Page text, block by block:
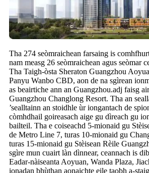
Tha 274 seòmraichean farsaing is
nam measg 26 seòmraichean agus seòmar
Tha Taigh-òsta Sheraton Guangzhou
Panyu Wanbo CBD, aon de na sgìrean
as beairtiche ann an Guangzhou.adj faisg
Guangzhou Changlong Resort. Tha an
’sealltainn an stoidhle ùr iongantach de
còmhdhail goireasach aige gu dìreach gu
bailteil. Tha e coiseachd 5-mionaid gu
de Metro Line 7, turas 10-mionaid gu
turas 15-mionaid gu Stèisean Rèile
sgìre mun cuairt làn dìnnear, ceannach is
Eadar-nàiseanta Aoyuan, Wanda Plaza,
ionadan bhùthan aonaichte eile taobh a-